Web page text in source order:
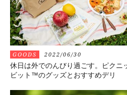
GOODS 2022/06/30
休日は外でのんびり過ごす。ピクニ
ビット™️のグッズとおすすめデリ